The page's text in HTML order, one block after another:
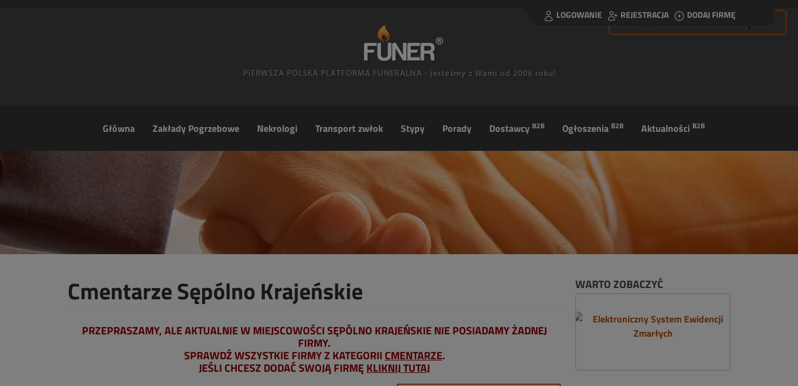
LOGOWANIE REJESTRACJA DODAJ FIRMĘ
Główna Zakłady Pogrzebowe Nekrologi Transport zwłok Stypy Porady Dostawcy B2B Ogłoszenia B2B Aktualności B2B
Cmentarze Sępólno Krajeńskie
Usuń filtrowanie lokalizacji
PRZEPRASZAMY, ALE AKTUALNIE W MIEJSCOWOŚCI SĘPÓLNO KRAJEŃSKIE NIE POSIADAMY ŻADNEJ
FIRMY.
SPRAWDŹ WSZYSTKIE FIRMY Z KATEGORII CMENTARZE.
JEŚLI CHCESZ DODAĆ SWOJĄ FIRMĘKLIKNIJ TUTAJ
WARTO ZOBACZYĆ